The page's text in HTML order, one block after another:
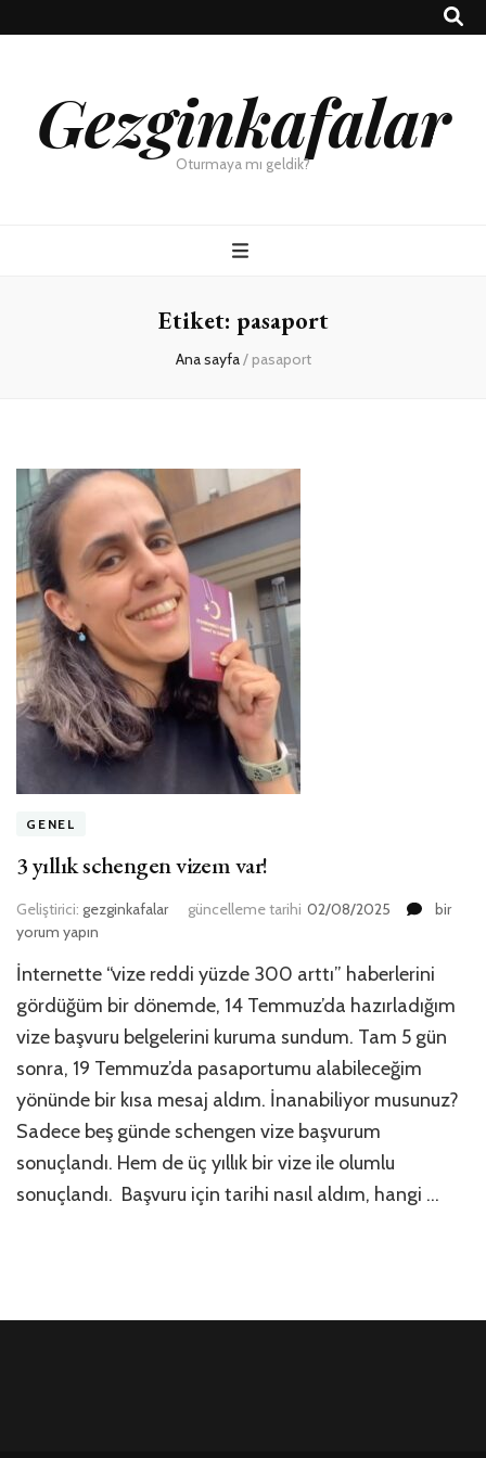
Gezginkafalar
Oturmaya mı geldik?
Etiket: pasaport
Ana sayfa/ pasaport
GENEL
3 yıllık schengen vizem var!
Geliştirici: gezginkafalar güncelleme tarihi 02/08/2025
3
vizem
var!
için
bir
yorum yapın
İnternette “vize reddi yüzde 300 arttı” haberlerini
gördüğüm bir dönemde, 14 Temmuz’da hazırladığım
vize başvuru belgelerini kuruma sundum. Tam 5 gün
sonra, 19 Temmuz’da pasaportumu alabileceğim
yönünde bir kısa mesaj aldım. İnanabiliyor musunuz?
Sadece beş günde schengen vize başvurum
sonuçlandı. Hem de üç yıllık bir vize ile olumlu
sonuçlandı. Başvuru için tarihi nasıl aldım, hangi …